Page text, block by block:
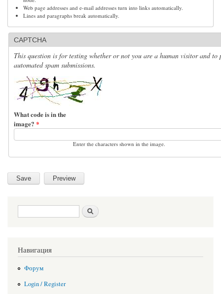
Web page addresses and e-mail addresses turn into links automatically.
Lines and paragraphs break automatically.
CAPTCHA
This question is for testing whether or not you are a human visitor and to
automated spam submissions.
What code is in the
image? *
Enter the characters shown in the image.
Search form
Навигация
Форум
Login / Register